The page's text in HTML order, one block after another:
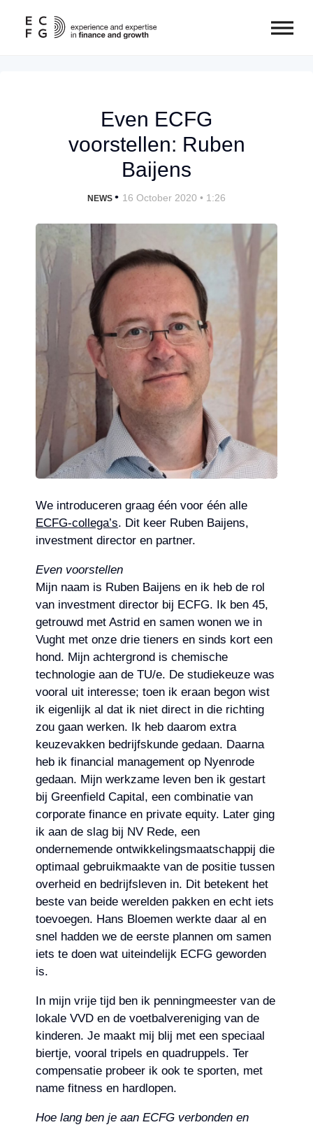
Even ECFG
voorstellen: Ruben
Baijens
NEWS • 16 October 2020 • 1:26
We introduceren graag één voor één alle
ECFG-collega’s. Dit keer Ruben Baijens,
investment director en partner.
Even voorstellen
Mijn naam is Ruben Baijens en ik heb de rol
van investment director bij ECFG. Ik ben 45,
getrouwd met Astrid en samen wonen we in
Vught met onze drie tieners en sinds kort een
hond. Mijn achtergrond is chemische
technologie aan de TU/e. De studiekeuze was
vooral uit interesse; toen ik eraan begon wist
ik eigenlijk al dat ik niet direct in die richting
zou gaan werken. Ik heb daarom extra
keuzevakken bedrijfskunde gedaan. Daarna
heb ik financial management op Nyenrode
gedaan. Mijn werkzame leven ben ik gestart
bij Greenfield Capital, een combinatie van
corporate finance en private equity. Later ging
ik aan de slag bij NV Rede, een
ondernemende ontwikkelingsmaatschappij die
optimaal gebruikmaakte van de positie tussen
overheid en bedrijfsleven in. Dit betekent het
beste van beide werelden pakken en echt iets
toevoegen. Hans Bloemen werkte daar al en
snel hadden we de eerste plannen om samen
iets te doen wat uiteindelijk ECFG geworden
is.
In mijn vrije tijd ben ik penningmeester van de
lokale VVD en de voetbalvereniging van de
kinderen. Je maakt mij blij met een speciaal
biertje, vooral tripels en quadruppels. Ter
compensatie probeer ik ook te sporten, met
name fitness en hardlopen.
Hoe lang ben je aan ECFG verbonden en